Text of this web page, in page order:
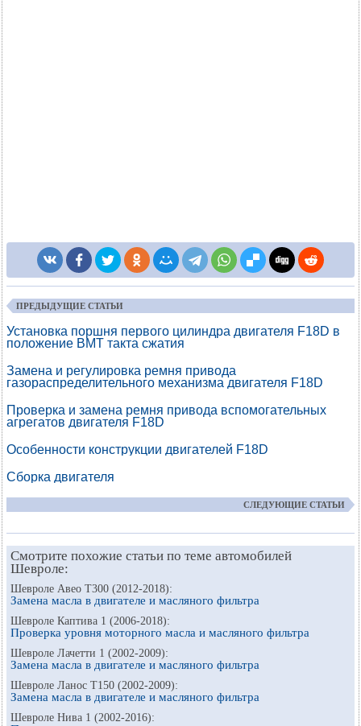
ПРЕДЫДУЩИЕ СТАТЬИ
Установка поршня первого цилиндра двигателя F18D в
положение ВМТ такта сжатия
Замена и регулировка ремня привода
газораспределительного механизма двигателя F18D
Проверка и замена ремня привода вспомогательных
агрегатов двигателя F18D
Особенности конструкции двигателей F18D
Сборка двигателя
СЛЕДУЮЩИЕ СТАТЬИ
Смотрите похожие статьи по теме автомобилей
Шевроле:
Шевроле Авео Т300 (2012-2018):
Замена масла в двигателе и масляного фильтра
Шевроле Каптива 1 (2006-2018):
Проверка уровня моторного масла и масляного фильтра
Шевроле Лачетти 1 (2002-2009):
Замена масла в двигателе и масляного фильтра
Шевроле Ланос Т150 (2002-2009):
Замена масла в двигателе и масляного фильтра
Шевроле Нива 1 (2002-2016):